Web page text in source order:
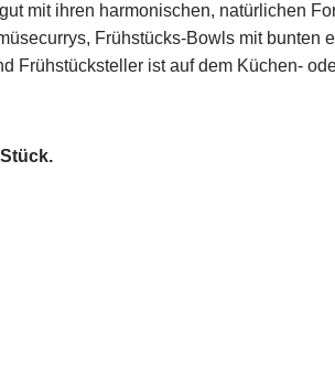
mit ihren harmonischen, natürlichen
Frühstücks-Bowls mit
Frühstücksteller ist auf dem Küchen-